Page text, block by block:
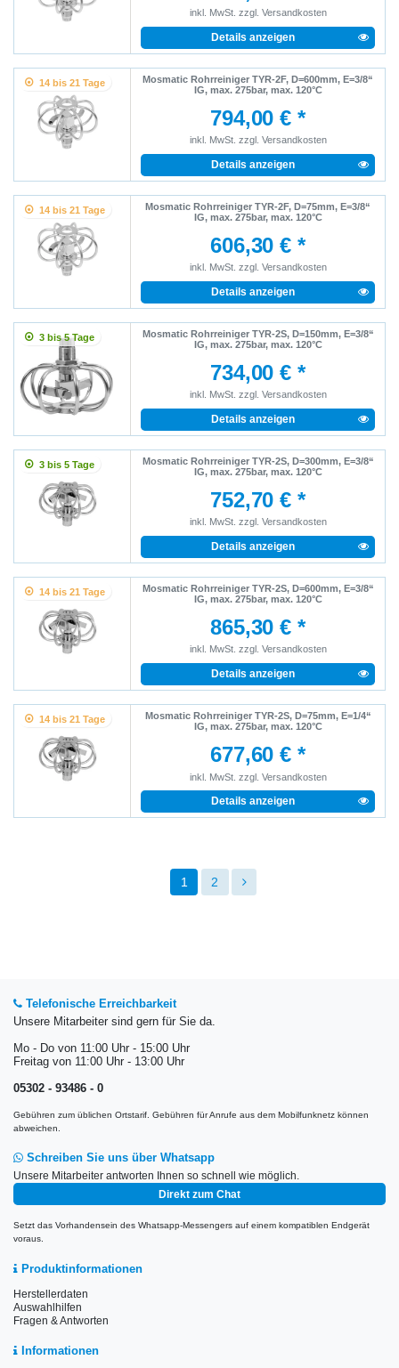
inkl. MwSt. zzgl. Versandkosten
Details anzeigen
14 bis 21 Tage
Mosmatic Rohrreiniger TYR-2F, D=600mm, E=3/8“
IG, max. 275bar, max. 120°C
794,00 € *
inkl. MwSt. zzgl. Versandkosten
Details anzeigen
14 bis 21 Tage
Mosmatic Rohrreiniger TYR-2F, D=75mm, E=3/8“
IG, max. 275bar, max. 120°C
606,30 € *
inkl. MwSt. zzgl. Versandkosten
Details anzeigen
3 bis 5 Tage
Mosmatic Rohrreiniger TYR-2S, D=150mm, E=3/8“
IG, max. 275bar, max. 120°C
734,00 € *
inkl. MwSt. zzgl. Versandkosten
Details anzeigen
3 bis 5 Tage
Mosmatic Rohrreiniger TYR-2S, D=300mm, E=3/8“
IG, max. 275bar, max. 120°C
752,70 € *
inkl. MwSt. zzgl. Versandkosten
Details anzeigen
14 bis 21 Tage
Mosmatic Rohrreiniger TYR-2S, D=600mm, E=3/8“
IG, max. 275bar, max. 120°C
865,30 € *
inkl. MwSt. zzgl. Versandkosten
Details anzeigen
14 bis 21 Tage
Mosmatic Rohrreiniger TYR-2S, D=75mm, E=1/4“
IG, max. 275bar, max. 120°C
677,60 € *
inkl. MwSt. zzgl. Versandkosten
Details anzeigen
1 2
Telefonische Erreichbarkeit
Unsere Mitarbeiter sind gern für Sie da.
Mo - Do von 11:00 Uhr - 15:00 Uhr
Freitag von 11:00 Uhr - 13:00 Uhr
05302 - 93486 - 0
Gebühren zum üblichen Ortstarif. Gebühren für Anrufe aus dem Mobilfunknetz können
abweichen.
Schreiben Sie uns über Whatsapp
Unsere Mitarbeiter antworten Ihnen so schnell wie möglich.
Direkt zum Chat
Setzt das Vorhandensein des Whatsapp-Messengers auf einem kompatiblen Endgerät
voraus.
Produktinformationen
Herstellerdaten
Auswahlhilfen
Fragen & Antworten
Informationen